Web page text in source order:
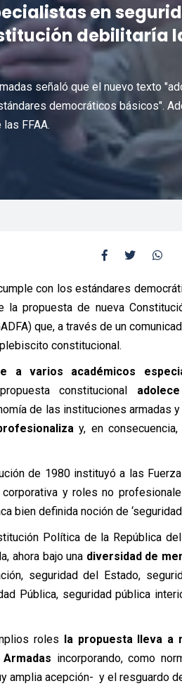
en
debilitaría
señaló que el nuevo texto
democráticos básicos".
FFAA.
con los estándares
la propuesta de nueva
que, a través de un
constitucional.
a varios académicos
constitucional
de las instituciones armadas
y, en consecuencia,
de 1980 instituyó a las
y roles no
bien definida noción de ‘seguridad
Política de la República
ahora bajo una diversidad de
seguridad del Estado,
Pública, seguridad pública
roles la propuesta lleva a
incorporando, como
amplia acepción- y el resguardo